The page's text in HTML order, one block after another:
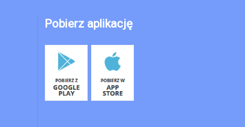
Pobierz aplikację